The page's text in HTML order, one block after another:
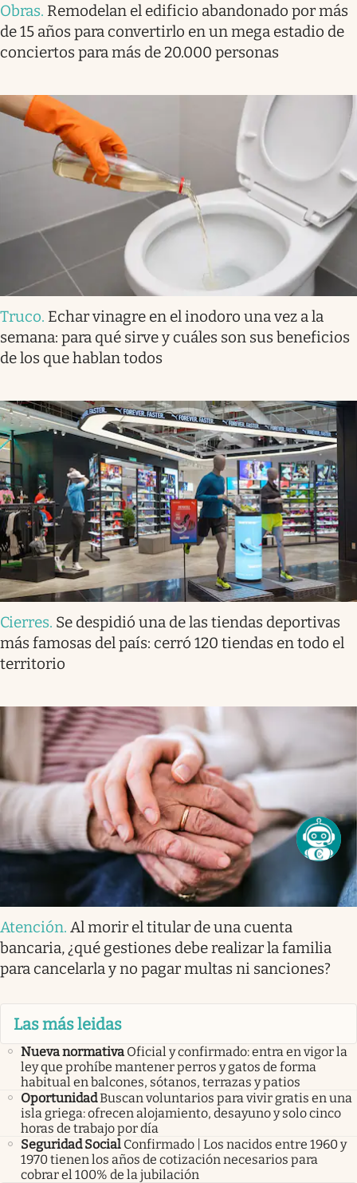
Obras. Remodelan el edificio abandonado por más
de 15 años para convertirlo en un mega estadio de
conciertos para más de 20.000 personas
Truco. Echar vinagre en el inodoro una vez a la
semana: para qué sirve y cuáles son sus beneficios
de los que hablan todos
Cierres. Se despidió una de las tiendas deportivas
más famosas del país: cerró 120 tiendas en todo el
territorio
Atención. Al morir el titular de una cuenta
bancaria, ¿qué gestiones debe realizar la familia
para cancelarla y no pagar multas ni sanciones?
Las más leidas
Nueva normativa Oficial y confirmado: entra en vigor la
ley que prohíbe mantener perros y gatos de forma
habitual en balcones, sótanos, terrazas y patios
OportunidadBuscan voluntarios para vivir gratis en una
isla griega: ofrecen alojamiento, desayuno y solo cinco
horas de trabajo por día
Seguridad Social Confirmado | Los nacidos entre 1960 y
1970 tienen los años de cotización necesarios para
cobrar el 100% de la jubilación